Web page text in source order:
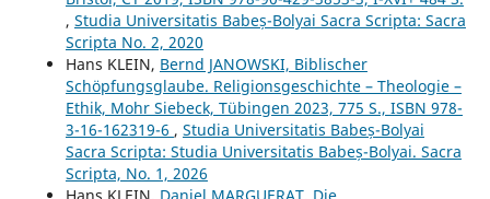
, Studia Universitatis Babeș-Bolyai Sacra Scripta: Sacra
Scripta No. 2, 2020
Hans KLEIN, Bernd JANOWSKI, Biblischer
Schöpfungsglaube. Religionsgeschichte – Theologie –
Ethik, Mohr Siebeck, Tübingen 2023, 775 S., ISBN 978-
3-16-162319-6 , Studia Universitatis Babeș-Bolyai
Sacra Scripta: Studia Universitatis Babeș-Bolyai. Sacra
Scripta, No. 1, 2026
Hans KLEIN, Daniel MARGUERAT, Die